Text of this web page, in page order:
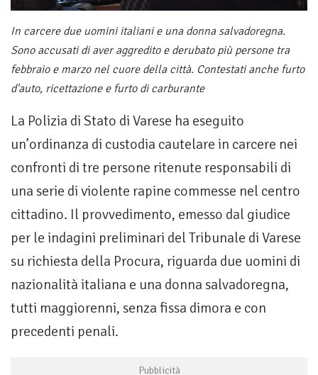
In carcere due uomini italiani e una donna salvadoregna.
Sono accusati di aver aggredito e derubato più persone tra
febbraio e marzo nel cuore della città. Contestati anche furto
d'auto, ricettazione e furto di carburante
La Polizia di Stato di Varese ha eseguito
un’ordinanza di custodia cautelare in carcere nei
confronti di tre persone ritenute responsabili di
una serie di violente rapine commesse nel centro
cittadino. Il provvedimento, emesso dal giudice
per le indagini preliminari del Tribunale di Varese
su richiesta della Procura, riguarda due uomini di
nazionalità italiana e una donna salvadoregna,
tutti maggiorenni, senza fissa dimora e con
precedenti penali.